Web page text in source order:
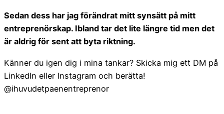
Sedan dess har jag förändrat mitt synsätt på mitt
entreprenörskap. Ibland tar det lite längre tid men det
är aldrig för sent att byta riktning.
Känner du igen dig i mina tankar? Skicka mig ett DM på
LinkedIn eller Instagram och berätta!
@ihuvudetpaenentreprenor